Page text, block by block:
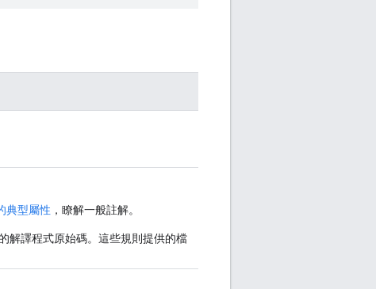
典型屬性 ，瞭解一般註解。
解譯程式原始碼。這些規則提供的檔